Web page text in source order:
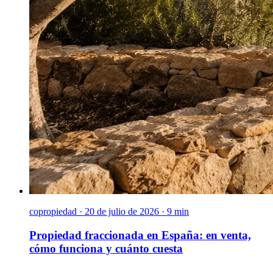
copropiedad · 20 de julio de 2026 · 9 min
Propiedad fraccionada en España: en venta,
cómo funciona y cuánto cuesta